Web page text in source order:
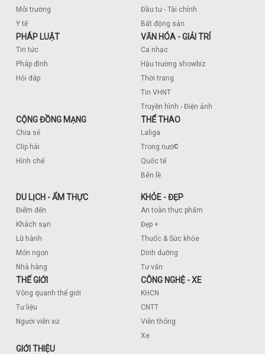
Môi trường
Y tế
Đầu tư - Tài chính
Bất động sản
PHÁP LUẬT
Tin tức
Pháp đình
Hỏi đáp
VĂN HÓA - GIẢI TRÍ
Ca nhạc
Hậu trường showbiz
Thời trang
Tin VHNT
Truyền hình - Điện ảnh
CỘNG ĐỒNG MẠNG
Chia sẻ
Clip hài
Hình chế
THỂ THAO
Laliga
Trong nước
Quốc tế
Bên lề
DU LỊCH - ẨM THỰC
Điểm đến
Khách sạn
Lữ hành
Món ngon
Nhà hàng
KHỎE - ĐẸP
An toàn thực phẩm
Đẹp +
Thuốc & Sức khỏe
Dinh dưỡng
Tư vấn
THẾ GIỚI
Vòng quanh thế giới
Tư liệu
Người viễn xứ
CÔNG NGHỆ - XE
KHCN
CNTT
Viễn thông
Xe
GIỚI THIỆU